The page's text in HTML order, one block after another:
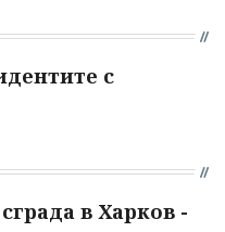
с
в Харков -